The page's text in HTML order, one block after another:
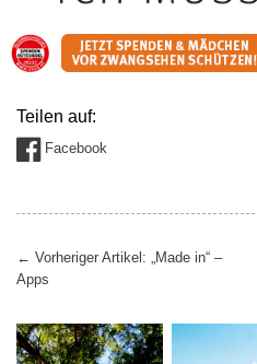
Bild: Gustav Klimt, Bildnis
Privatbesitz
Teilen auf:
Facebook
← Vorheriger Artikel: „Made in“ –
Apps